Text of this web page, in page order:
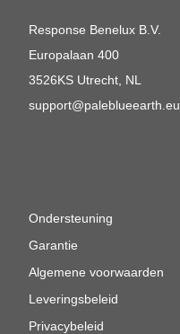
Response Benelux B.V.
Europalaan 400
3526KS Utrecht, NL
support@paleblueearth.eu
Ondersteuning
Garantie
Algemene voorwaarden
Leveringsbeleid
Privacybeleid